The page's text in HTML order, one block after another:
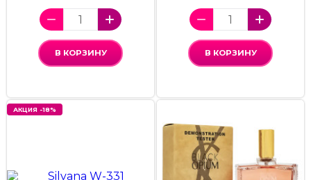
В КОРЗИНУ В КОРЗИНУ
АКЦИЯ -18%